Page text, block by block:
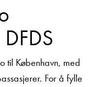
til København, med
For å fylle